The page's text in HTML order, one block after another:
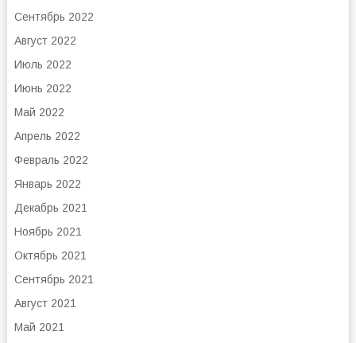
Сентябрь 2022
Август 2022
Июль 2022
Июнь 2022
Май 2022
Апрель 2022
Февраль 2022
Январь 2022
Декабрь 2021
Ноябрь 2021
Октябрь 2021
Сентябрь 2021
Август 2021
Май 2021